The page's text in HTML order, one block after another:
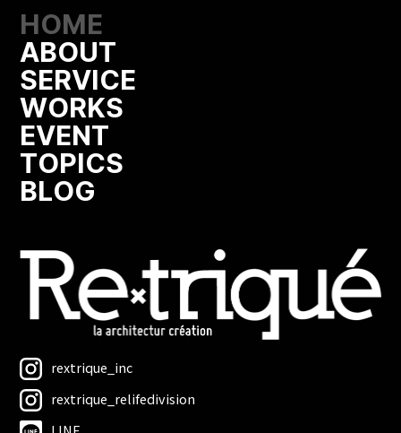
HOME
ABOUT
SERVICE
WORKS
EVENT
TOPICS
BLOG
rextrique_inc
rextrique_relifedivision